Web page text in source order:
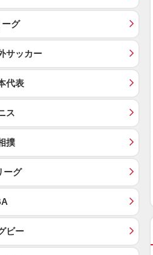
グ
サッカー
代表
ス
撲
ーグ
ビー